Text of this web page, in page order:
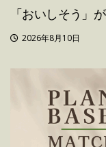
「おいしそう」
2026年8月10日